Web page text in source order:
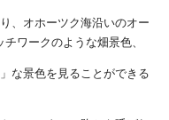
、オホーツク海沿いのオー
ワークのような畑景色、
な景色を見ることができる